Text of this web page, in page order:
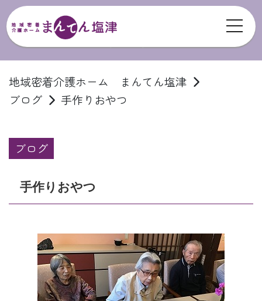
地域密着介護ホーム まんてん塩津
ブログ
手作りおやつ
ブログ
手作りおやつ